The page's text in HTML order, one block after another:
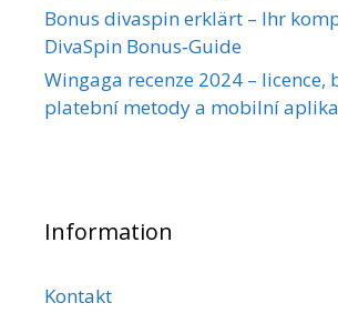
Bonus divaspin erklärt – Ihr
DivaSpin Bonus‑Guide
Wingaga recenze 2024 – licence,
platební metody a mobilní
Information
Kontakt